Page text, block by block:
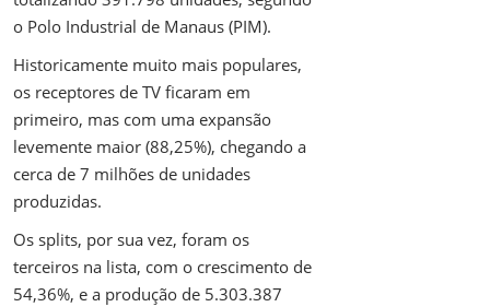
o Polo Industrial de Manaus (PIM).
Historicamente muito mais populares,
os receptores de TV ficaram em
primeiro, mas com uma expansão
levemente maior (88,25%), chegando a
cerca de 7 milhões de unidades
produzidas.
Os splits, por sua vez, foram os
terceiros na lista, com o crescimento de
54,36%, e a produção de 5.303.387